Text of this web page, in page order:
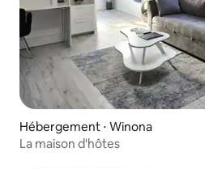
Hébergement ⋅ Winona
La maison d'hôtes